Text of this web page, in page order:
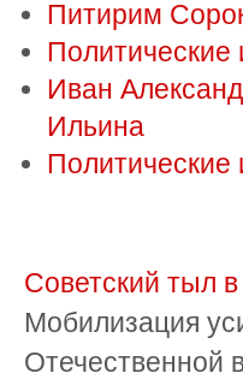
Питирим
Иван
Ильина
Советский тыл
Мобилизация
Отечественной